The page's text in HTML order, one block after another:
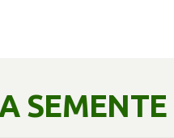
SEMENTE